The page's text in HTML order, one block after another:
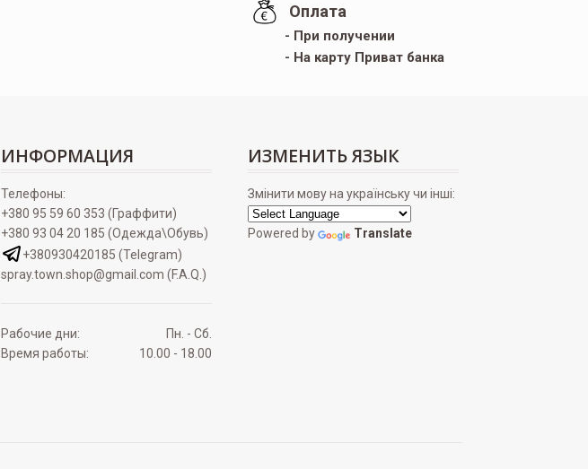
Оплата
- При получении
- На карту Приват банка
ИНФОРМАЦИЯ
Телефоны:
+380 95 59 60 353 (Граффити)
+380 93 04 20 185 (Одежда\Обувь)
+380930420185 (Telegram)
spray.town.shop@gmail.com (F.A.Q.)
Рабочие дни:
Пн. - Сб.
Время работы:
10.00 - 18.00
ИЗМЕНИТЬ ЯЗЫК
Змінити мову на українську чи інші:
Powered by Translate